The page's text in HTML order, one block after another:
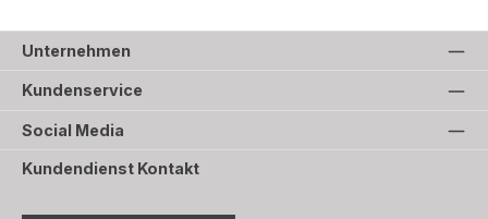
Unternehmen
Kundenservice
Social Media
Kundendienst Kontakt